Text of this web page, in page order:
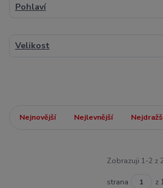
Pohlaví
Velikost
Nejnovější Nejlevnější
Zobrazuji 1-2 z 2
strana z